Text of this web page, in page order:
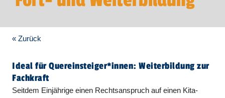
« Zurück
Ideal für Quereinsteiger*innen: Weiterbildung zur
Fachkraft
Seitdem Einjährige einen Rechtsanspruch auf einen Kita-